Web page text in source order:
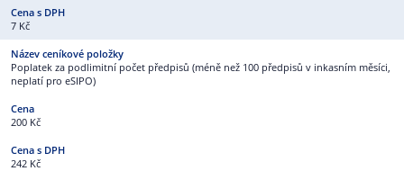
7 Kč
Poplatek za podlimitní počet předpisů (méně než 100 předpisů v inkasním měsíci,
neplatí pro eSIPO)
200 Kč
242 Kč